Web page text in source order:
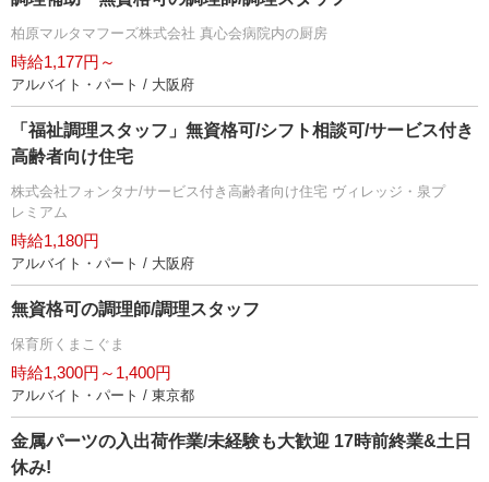
柏原マルタマフーズ株式会社 真心会病院内の厨房
時給1,177円～
アルバイト・パート / 大阪府
「福祉調理スタッフ」無資格可/シフト相談可/サービス付き
高齢者向け住宅
株式会社フォンタナ/サービス付き高齢者向け住宅 ヴィレッジ・泉プ
レミアム
時給1,180円
アルバイト・パート / 大阪府
無資格可の調理師/調理スタッフ
保育所くまこぐま
時給1,300円～1,400円
アルバイト・パート / 東京都
金属パーツの入出荷作業/未経験も大歓迎 17時前終業&土日
休み!